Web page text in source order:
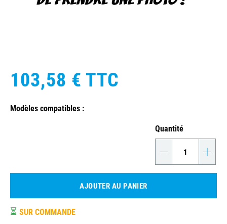
103,58 € TTC
Modèles compatibles :
Quantité
- +
AJOUTER AU PANIER
⏳ SUR COMMANDE